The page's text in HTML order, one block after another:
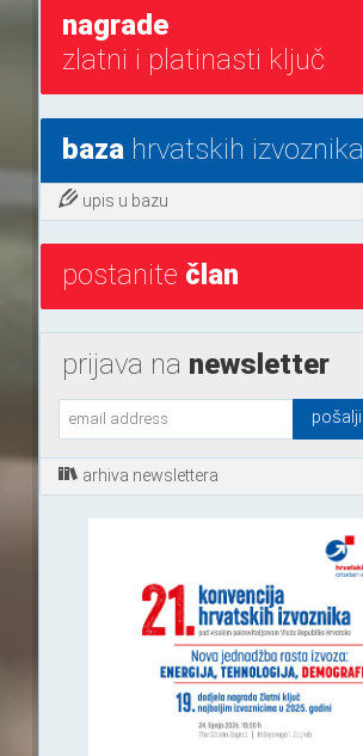
nagrade
zlatni i platinasti ključ
bazahrvatskih izvoznika
upis u bazu
postanite član
prijava na newsletter
arhiva newslettera